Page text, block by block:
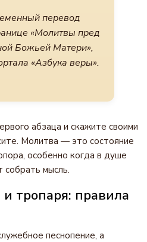
перевод
«Молитвы пред
Божьей Матери»,
«Азбука веры».
абзаца и скажите своими
Молитва — это состояние
особенно когда в душе
собрать мысль.
тропаря: правила
песнопение, а